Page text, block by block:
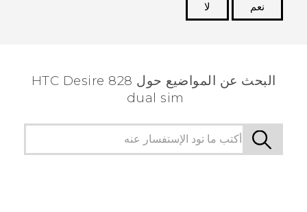
نعم
لا
البحث عن المواضيع حول HTC Desire 828
dual sim